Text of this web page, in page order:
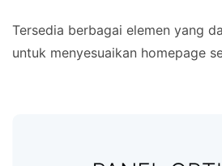
Tersedia berbagai elemen yang
untuk menyesuaikan homepage